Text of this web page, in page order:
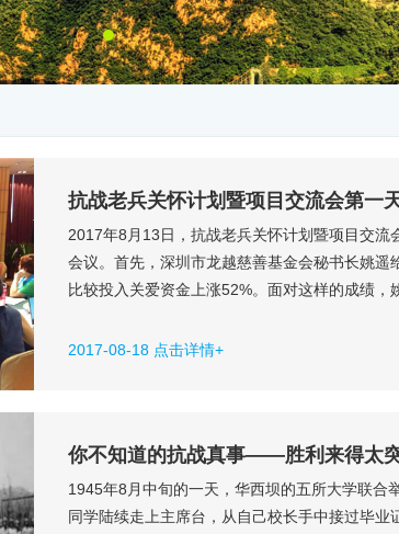
抗战老兵关怀计划暨项目交流会第一
2017年8月13日，抗战老兵关怀计划暨项目交
会议。首先，深圳市龙越慈善基金会秘书长姚
比较投入关爱资金上涨52%。面对这样的成绩
略定位:以寻找发现老兵,发放致敬礼金与老兵陪
2017-08-18 点击详情+
你不知道的抗战真事——胜利来得太
1945年8月中旬的一天，华西坝的五所大学联合
同学陆续走上主席台，从自己校长手中接过毕